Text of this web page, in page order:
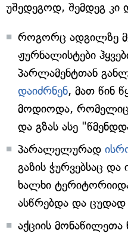
უშედეგოდ, შემდეგ კი
როგორც ადგილზე
ჟურნალისტები
პარლამენტთან
დაიძრნენ, მათ წინ
მოდიოდა, რომელიც
და გზას ასე
პარალელურად
გაზის ჭურვებსაც
ხალხი
ასწრებდა და ცუდად
აქციის